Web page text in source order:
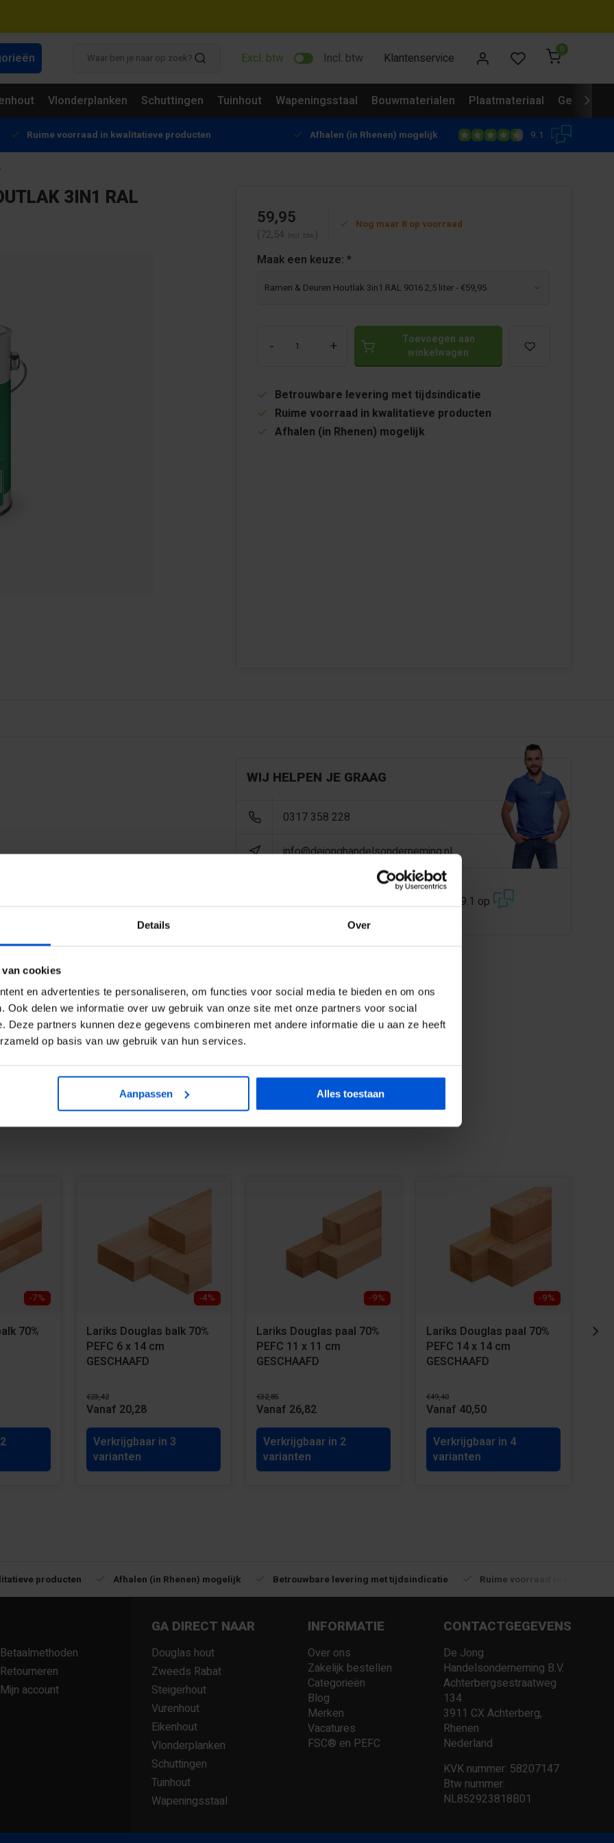
Details Over
cookies
en advertenties te personaliseren, om functies voor social media te bieden en om ons
Ook delen we informatie over uw gebruik van onze site met onze partners voor social
Deze partners kunnen deze gegevens combineren met andere informatie die u aan ze heeft
op basis van uw gebruik van hun services.
Aanpassen Alles toestaan
Excl. btw Incl. btw Klantenservice
0
Vlonderplanken Schuttingen Tuinhout Wapeningsstaal Bouwmaterialen Plaatmateriaal
Ruime voorraad in kwalitatieve producten Afhalen (in Rhenen) mogelijk 9.1
3IN1 RAL
59,95
(72,54 Incl. btw )
Nog maar 8 op voorraad
Maak een keuze: *
- +
Toevoegen aan
winkelwagen
Betrouwbare levering met tijdsindicatie
Ruime voorraad in kwalitatieve producten
Afhalen (in Rhenen) mogelijk
schuttingen, tuinhuisjes
palen, betimmeringen
van de maximum
WIJ HELPEN JE GRAAG
0317 358 228
info@dejonghandelsonderneming.nl
klanten geven ons een 9.1 op
-7%
70%
-4%
Lariks Douglas balk 70%
PEFC 6 x 14 cm
GESCHAAFD
€23,42
Vanaf 20,28
Verkrijgbaar in 3
varianten
-9%
Lariks Douglas paal 70%
PEFC 11 x 11 cm
GESCHAAFD
€32,85
Vanaf 26,82
Verkrijgbaar in 2
varianten
-9%
Lariks Douglas paal 70%
PEFC 14 x 14 cm
GESCHAAFD
€49,40
Vanaf 40,50
Verkrijgbaar in 4
varianten
producten Afhalen (in Rhenen) mogelijk Betrouwbare levering met tijdsindicatie Ruime voorraad in
Betaalmethoden
Retourneren
Mijn account
GA DIRECT NAAR
Douglas hout
Zweeds Rabat
Steigerhout
Vurenhout
Eikenhout
Vlonderplanken
Schuttingen
Tuinhout
Wapeningsstaal
INFORMATIE
Over ons
Zakelijk bestellen
Categorieën
Blog
Merken
Vacatures
FSC® en PEFC
CONTACTGEGEVENS
De Jong
Handelsonderneming B.V.
Achterbergsestraatweg
134
3911 CX Achterberg,
Rhenen
Nederland
KVK nummer: 58207147
Btw nummer:
NL852923818B01